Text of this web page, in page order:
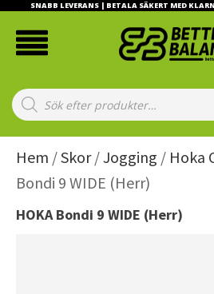
SNABB LEVERANS | BETALA SÄKERT MED
Products
search
Hem /Skor/Jogging / Hoka
Bondi 9 WIDE (Herr)
HOKA Bondi 9 WIDE (Herr)